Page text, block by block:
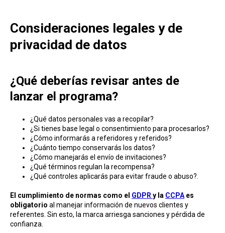
Consideraciones legales y de
privacidad de datos
¿Qué deberías revisar antes de
lanzar el programa?
¿Qué datos personales vas a recopilar?
¿Si tienes base legal o consentimiento para procesarlos?
¿Cómo informarás a referidores y referidos?
¿Cuánto tiempo conservarás los datos?
¿Cómo manejarás el envío de invitaciones?
¿Qué términos regulan la recompensa?
¿Qué controles aplicarás para evitar fraude o abuso?.
El cumplimiento de normas como el GDPRy la CCPAes
obligatorio al manejar información de nuevos clientes y
referentes. Sin esto, la marca arriesga sanciones y pérdida de
confianza.